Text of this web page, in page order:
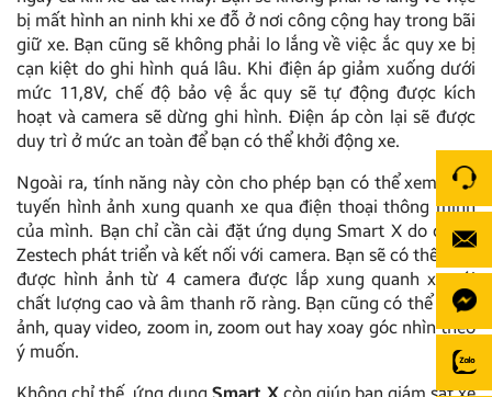
bị mất hình an ninh khi xe đỗ ở nơi công cộng hay trong bãi
giữ xe. Bạn cũng sẽ không phải lo lắng về việc ắc quy xe bị
cạn kiệt do ghi hình quá lâu. Khi điện áp giảm xuống dưới
mức 11,8V, chế độ bảo vệ ắc quy sẽ tự động được kích
hoạt và camera sẽ dừng ghi hình. Điện áp còn lại sẽ được
duy trì ở mức an toàn để bạn có thể khởi động xe.
Ngoài ra, tính năng này còn cho phép bạn có thể xem trực
tuyến hình ảnh xung quanh xe qua điện thoại thông minh
của mình. Bạn chỉ cần cài đặt ứng dụng Smart X do chính
Zestech phát triển và kết nối với camera. Bạn sẽ có thể xem
được hình ảnh từ 4 camera được lắp xung quanh xe với
chất lượng cao và âm thanh rõ ràng. Bạn cũng có thể chụp
ảnh, quay video, zoom in, zoom out hay xoay góc nhìn theo
ý muốn.